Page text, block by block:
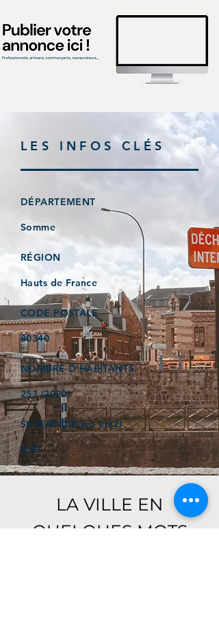
LES INFOS CLÉS
DÉPARTEMENT
Somme
RÉGION
Hauts de France
CODE POSTALE
80340
NOMBRE D'HABITANTS
253 (2020)
SUPERFICIE (en km2)
4,03
LA VILLE EN
QUELQUES MOTS